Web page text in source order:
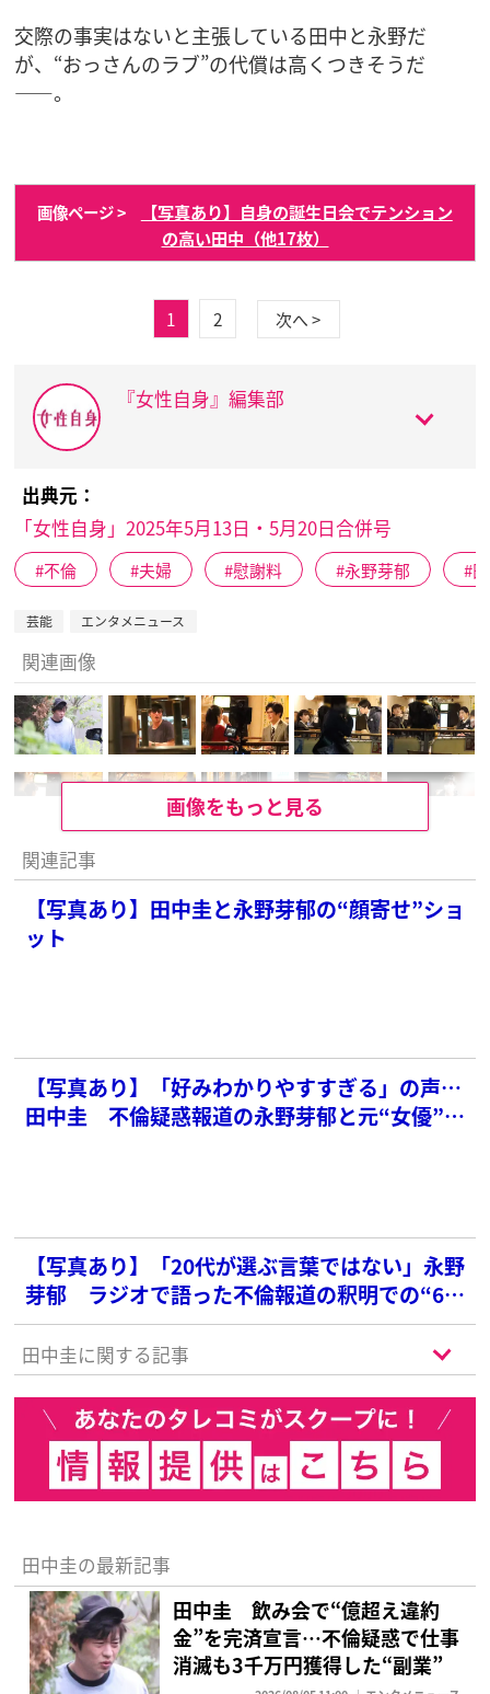
交際の事実はないと主張している田中と永野だ
が、“おっさんのラブ”の代償は高くつきそうだ
――。
画像ページ >
【写真あり】自身の誕生日会でテンション
の高い田中（他17枚）
1 2 次へ >
『女性自身』編集部
出典元：
「女性自身」2025年5月13日・5月20日合併号
不倫 夫婦 慰謝料 永野芽郁
芸能 エンタメニュース
関連画像
画像をもっと見る
関連記事
【写真あり】田中圭と永野芽郁の“顔寄せ”ショ
ット
【写真あり】「好みわかりやすすぎる」の声…
田中圭 不倫疑惑報道の永野芽郁と元“女優”妻
【写真あり】「20代が選ぶ言葉ではない」永野
芽郁 ラジオで語った不倫報道の釈明での“6文
字”にネットで違和感噴出
田中圭に関する記事
田中圭の最新記事
田中圭 飲み会で“億超え違約
金”を完済宣言…不倫疑惑で仕事
消滅も3千万円獲得した“副業”